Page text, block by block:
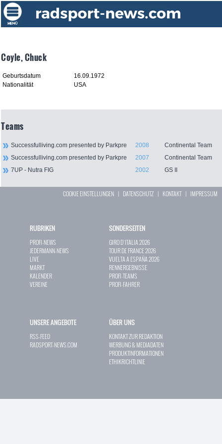
Coyle, Chuck
Geburtsdatum
16.09.1972
Nationalität
USA
Teams
Successfulliving.com presented by Parkpre 2008
Continental Team
Successfulliving.com presented by Parkpre
2007
Continental Team
7UP - Nutra FIG
2002 GS II
COOKIE EINSTELLUNGEN | DATENSCHUTZ | KONTAKT| IMPRESSUM
RUBRIKEN
PROFI-NEWS
JEDERMANN-NEWS
LIVE
MARKT
KALENDER
VEREINE
SONDERSEITEN
GIRO D`ITALIA 2026
TOUR DE FRANCE 2026
VUELTA A ESPAÑA 2026
RENNERGEBNISSE
PROFI-TEAMS
PROFI-FAHRER
UNSERE ANGEBOTE
RSS-FEED
RADSPORT-NEWS.COM
ÜBER UNS
KONTAKT ZUR REDAKTION
WERBUNG & MEDIADATEN
PRODUKTINFORMATIONEN
ETHIKRICHTLINIE